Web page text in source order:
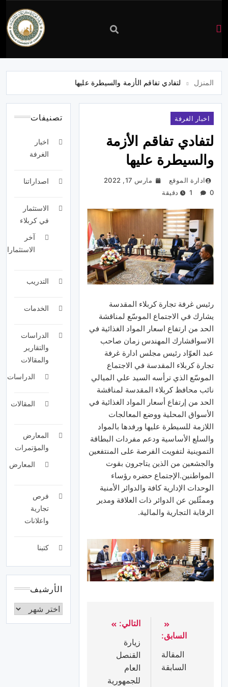
غرفة
كربلاء
المنزل لتفادي تفاقم الأزمة والسيطرة عليها
اخبار الغرفة
لتفادي تفاقم الأزمة
والسيطرة عليها
ادارة الموقع
مارس 17, 2022
0
1 دقيقة
رئيس غرفة تجارة كربلاء المقدسة
يشارك في الاجتماع الموسّع لمناقشة
الحد من ارتفاع اسعار المواد الغذائية في
الاسواقشارك المهندس زمان صاحب
عبد العوّاد رئيس مجلس ادارة غرفة
تجارة كربلاء المقدسة في الاجتماع
الموسّع الذي ترأسه السيد علي الميالي
نائب محافظ كربلاء المقدسة لمناقشة
الحد من إرتفاع أسعار المواد الغذائية في
الأسواق المحلية ووضع المعالجات
اللازمة للسيطرة عليها ورفدها بالمواد
والسلع الأساسية ودعم مفردات البطاقة
التموينية لتفويت الفرصة على المنتفعين
والجشعين من الذين يتاجرون بقوت
المواطنين.الإجتماع حضره رؤساء
الوحدات الإدارية كافة والدوائر الأمنية
وممثّلين عن الدوائر ذات العلاقة ومدير
الرقابة التجارية والمالية.
السابق:
المقالة
السابقة
التالي:
زيارة
القنصل
العام
للجمهورية
تصنيفات
اخبار
الغرفة
اصداراتنا
الاستثمار
في كربلاء
آخر
الاستثمارات
التدريب
الخدمات
الدراسات
والتقارير
والمقالات
الدراسات
المقالات
المعارض
والمؤتمرات
المعارض
فرص
تجارية
واعلانات
كتبنا
الأرشيف